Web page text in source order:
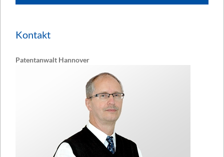
Kontakt
Patentanwalt Hannover